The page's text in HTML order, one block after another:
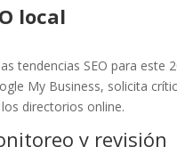
local
tendencias SEO para este
My Business, solicita
directorios online.
y revisión